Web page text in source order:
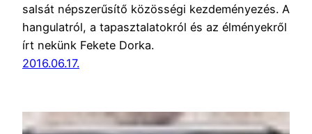
salsát népszerűsítő közösségi kezdeményezés. A
hangulatról, a tapasztalatokról és az élményekről
írt nekünk Fekete Dorka.
2016.06.17.